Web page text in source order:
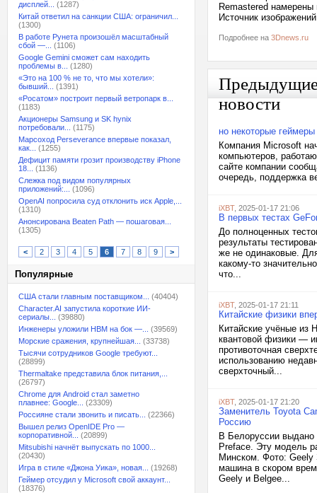
дисплей...
(1287)
Китай ответил на санкции США: ограничил...
(1300)
В работе Рунета произошёл масштабный
сбой —...
(1106)
Google Gemini сможет сам находить
проблемы в...
(1280)
«Это на 100 % не то, что мы хотели»:
бывший...
(1391)
«Росатом» построит первый ветропарк в...
(1183)
Акционеры Samsung и SK hynix
потребовали...
(1175)
Марсоход Perseverance впервые показал,
как...
(1255)
Дефицит памяти грозит производству iPhone
18...
(1136)
Слежка под видом популярных
приложений:...
(1096)
OpenAI попросила суд отклонить иск Apple,...
(1310)
Анонсирована Beaten Path — пошаговая...
(1305)
< 2 3 4 5 6 7 8 9 >
Популярные
США стали главным поставщиком...
(40404)
Character.AI запустила короткие ИИ-
сериалы...
(39880)
Инженеры уложили HBM на бок —...
(39569)
Морские сражения, крупнейшая...
(33738)
Тысячи сотрудников Google требуют...
(28899)
Thermaltake представила блок питания,...
(26797)
Chrome для Android стал заметно
плавнее: Google...
(23309)
Россияне стали звонить и писать...
(22366)
Вышел релиз OpenIDE Pro —
корпоративной...
(20899)
Mitsubishi начнёт выпускать по 1000...
(20430)
Игра в стиле «Джона Уика», новая...
(19268)
Геймер отсудил у Microsoft свой аккаунт...
(18376)
Remastered
Источник
Подробнее на 3Dnews.ru
новости
но некоторые
Компания Microsoft
компьютеров,
сайте компании
очередь, поддержка
iXBT, 2025-01-17 21:06
В первых тестах
До полноценных
результаты
же не одинаковые.
какому-то
что...
iXBT, 2025-01-17 21:11
Китайские физики
Китайские учёные из
квантовой физики —
противоточная
использованию
сверхточный...
iXBT, 2025-01-17 21:20
Заменитель Toyota
Россию
В Белоруссии выдано
Preface. Эту модель
Минском. Фото: Geely
машина в скором
Geely и Belgee...